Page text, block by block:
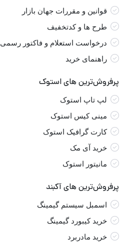
قوانین و مقررات جهان بازار
طرح ها و کدتخفیف
درخواست استعلام و فاکتور رسمی
راهنمای خرید
پرفروش‌ترین های استوک
لپ تاپ استوک
مینی کیس استوک
کارت گرافیک استوک
خرید آی مک
مانیتور استوک
پرفروش‌ترین های آکبند
اسمبل سیستم گیمینگ
خرید کیبورد گیمینگ
خرید مادربرد